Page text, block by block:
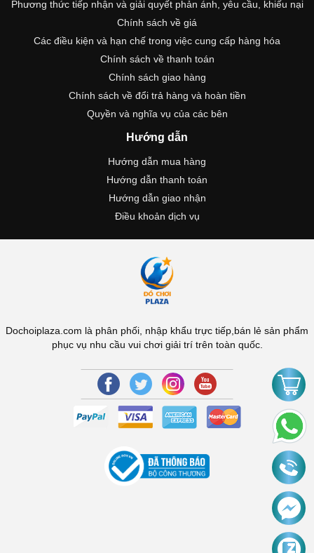
Phương thức tiếp nhận và giải quyết phản ánh, yêu cầu, khiếu nại
Chính sách về giá
Các điều kiện và hạn chế trong việc cung cấp hàng hóa
Chính sách về thanh toán
Chính sách giao hàng
Chính sách về đổi trả hàng và hoàn tiền
Quyền và nghĩa vụ của các bên
Hướng dẫn
Hướng dẫn mua hàng
Hướng dẫn thanh toán
Hướng dẫn giao nhận
Điều khoản dịch vụ
Dochoiplaza.com là phân phối, nhập khẩu trực tiếp,bán lẻ sản phẩm
phục vụ nhu cầu vui chơi giải trí trên toàn quốc.